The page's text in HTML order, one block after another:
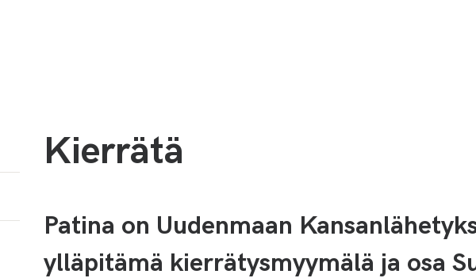
Kierrätä
Patina on Uudenmaan
ylläpitämä kierrätysmyymälä ja osa